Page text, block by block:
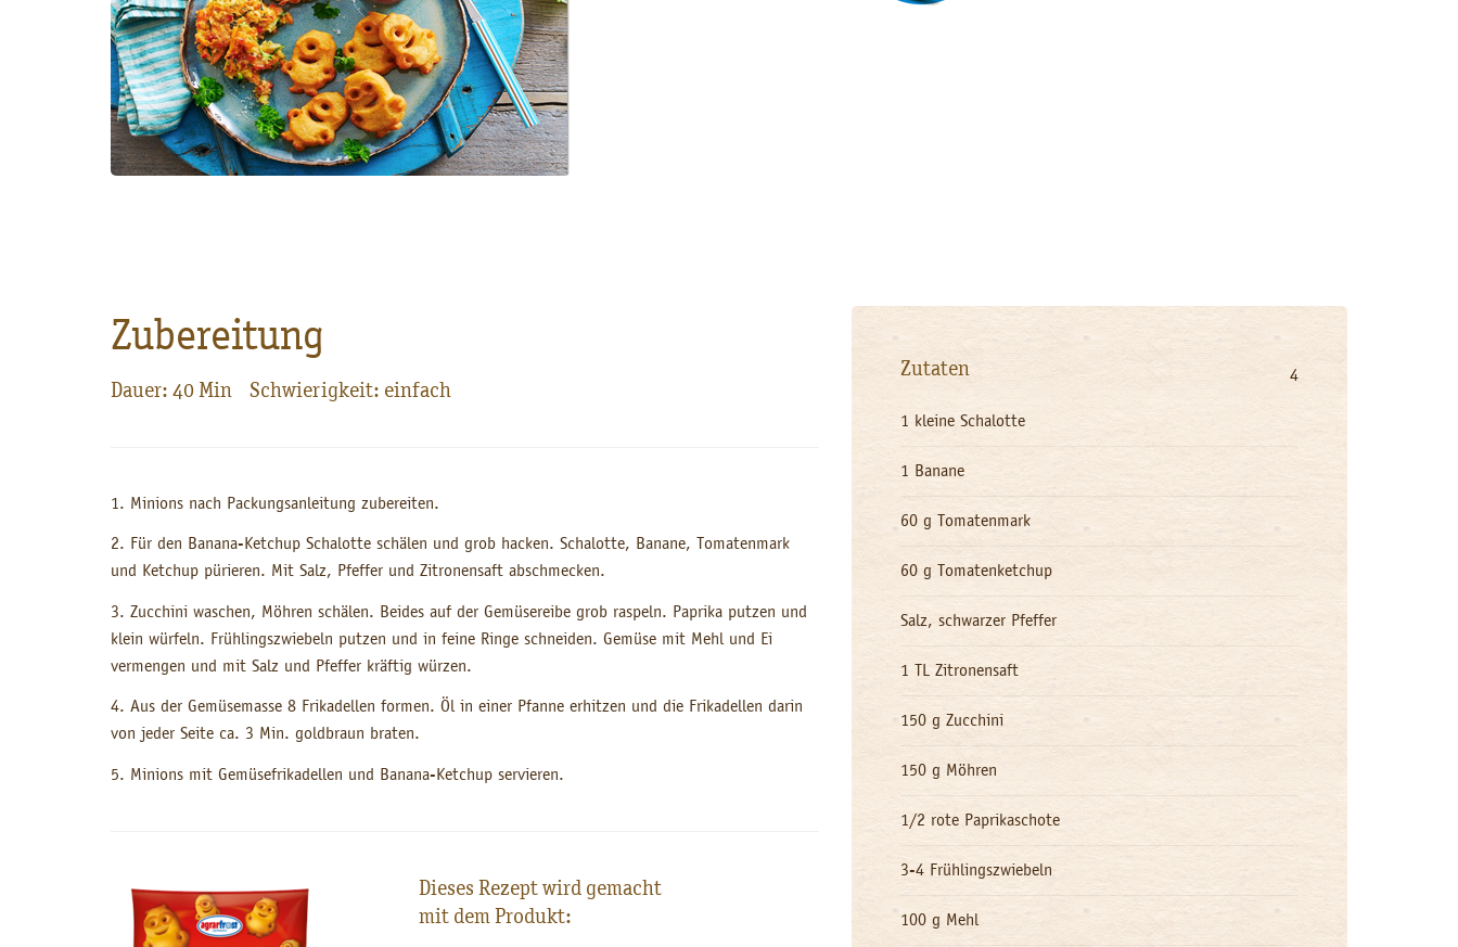
Zubereitung
Dauer: 40 Min Schwierigkeit: einfach
1. Minions nach Packungsanleitung zubereiten.
2. Für den Banana-Ketchup Schalotte schälen und grob hacken. Schalotte, Banane, Tomatenmark
und Ketchup pürieren. Mit Salz, Pfeffer und Zitronensaft abschmecken.
3. Zucchini waschen, Möhren schälen. Beides auf der Gemüsereibe grob raspeln. Paprika putzen und
klein würfeln. Frühlingszwiebeln putzen und in feine Ringe schneiden. Gemüse mit Mehl und Ei
vermengen und mit Salz und Pfeffer kräftig würzen.
4. Aus der Gemüsemasse 8 Frikadellen formen. Öl in einer Pfanne erhitzen und die Frikadellen darin
von jeder Seite ca. 3 Min. goldbraun braten.
5. Minions mit Gemüsefrikadellen und Banana-Ketchup servieren.
Dieses Rezept wird gemacht
mit dem Produkt:
Zutaten 4
1 kleine Schalotte
1 Banane
60 g Tomatenmark
60 g Tomatenketchup
Salz, schwarzer Pfeffer
1 TL Zitronensaft
150 g Zucchini
150 g Möhren
1/2 rote Paprikaschote
3-4 Frühlingszwiebeln
100 g Mehl